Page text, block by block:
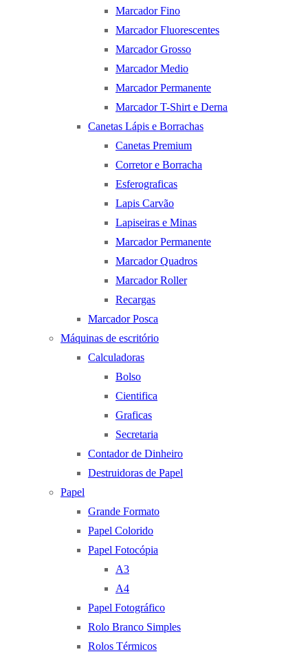
Marcador Fino
Marcador Fluorescentes
Marcador Grosso
Marcador Medio
Marcador Permanente
Marcador T-Shirt e Derna
Canetas Lápis e Borrachas
Canetas Premium
Corretor e Borracha
Esferograficas
Lapis Carvão
Lapiseiras e Minas
Marcador Permanente
Marcador Quadros
Marcador Roller
Recargas
Marcador Posca
Máquinas de escritório
Calculadoras
Bolso
Cientifica
Graficas
Secretaria
Contador de Dinheiro
Destruidoras de Papel
Papel
Grande Formato
Papel Colorido
Papel Fotocópia
A3
A4
Papel Fotográfico
Rolo Branco Simples
Rolos Térmicos